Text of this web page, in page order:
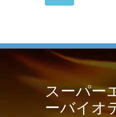
スーパー
ーバイオ